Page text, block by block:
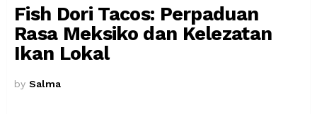
Fish Dori Tacos: Perpaduan
Rasa Meksiko dan Kelezatan
Ikan Lokal
by Salma